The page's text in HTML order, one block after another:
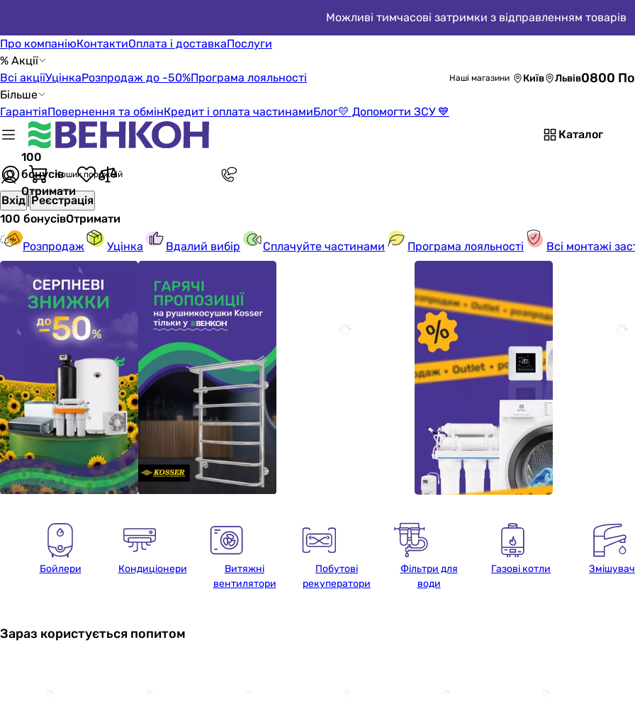
Можливі тимчасові затримки з відправленням товарів
Про компаніюКонтактиОплата і доставкаПослуги
% Акції
Всі акціїУцінкаРозпродаж до -50%Програма лояльності
Більше
ГарантіяПовернення та обмінКредит і оплата частинамиБлог💛 Допомогти ЗСУ 💙
Наші магазини Київ Львів0800
Каталог
100
бонусів
Отримати
Кошик порожній
Вхід Реєстрація
100 бонусівОтримати
Розпродаж Уцінка Вдалий вибір Сплачуйте частинами Програма лояльності Всі монтажі
Бойлери Кондиціонери
Витяжні
вентилятори
Побутові
рекуператори
Фільтри для
води
Газові котли
Зараз користується попитом